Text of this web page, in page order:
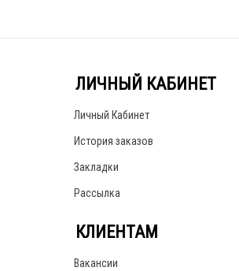
ЛИЧНЫЙ КАБИНЕТ
Личный Кабинет
История заказов
Закладки
Рассылка
КЛИЕНТАМ
Вакансии